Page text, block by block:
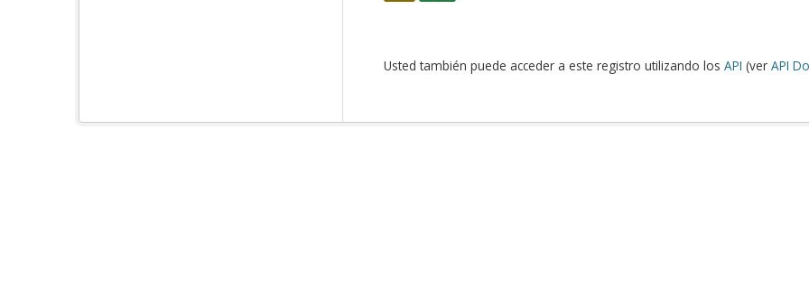
Usted también puede acceder a este registro utilizando los API (ver API